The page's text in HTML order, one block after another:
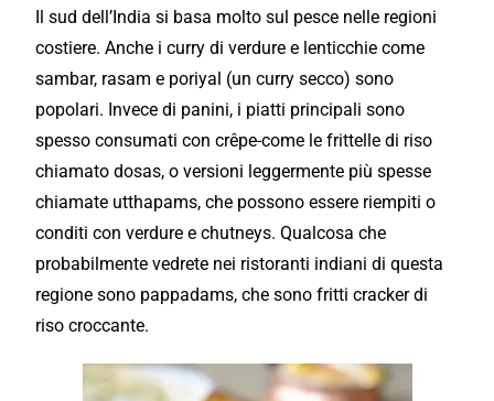
Il sud dell’India si basa molto sul pesce nelle regioni
costiere. Anche i curry di verdure e lenticchie come
sambar, rasam e poriyal (un curry secco) sono
popolari. Invece di panini, i piatti principali sono
spesso consumati con crêpe-come le frittelle di riso
chiamato dosas, o versioni leggermente più spesse
chiamate utthapams, che possono essere riempiti o
conditi con verdure e chutneys. Qualcosa che
probabilmente vedrete nei ristoranti indiani di questa
regione sono pappadams, che sono fritti cracker di
riso croccante.